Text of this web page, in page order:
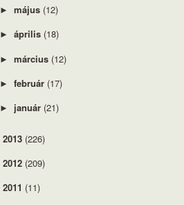
► május (12)
► április (18)
► március (12)
► február (17)
► január (21)
2013 (226)
2012 (209)
2011 (11)